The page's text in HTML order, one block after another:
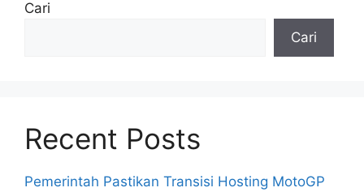
Cari
Cari
Recent Posts
Pemerintah Pastikan Transisi Hosting MotoGP